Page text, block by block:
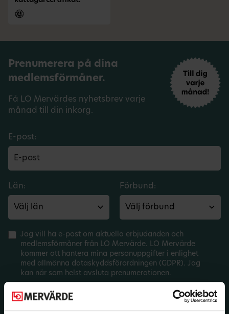
Prenumerera på dina
medlemsförmåner.
Få LO Mervärdes nyhetsbrev varje
månad till din inkorg.
E-post:
Län: Förbund:
Jag vill ha e-post om aktuella erbjudanden och
medlemsförmåner från LO Mervärde. LO Mervärde
kommer att hantera mina personuppgifter i enlighet
med allmänna dataskyddsförordningen (GDPR). Jag
kan när som helst avsluta prenumerationen.